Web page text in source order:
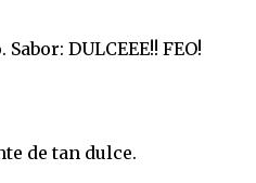
DULCEEE!! FEO!
de tan dulce.